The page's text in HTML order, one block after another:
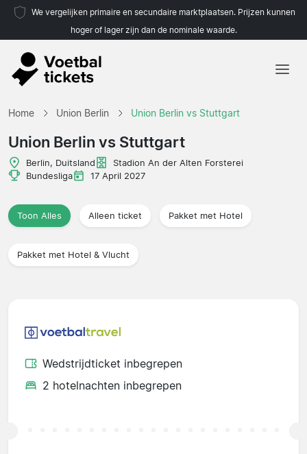
We vergelijken primaire en secundaire marktplaatsen. Prijzen kunnen
hoger of lager zijn dan de nominale waarde.
Competities
Reisorganisaties
Home Union Berlin Union Berlin vs Stuttgart
Union Berlin vs Stuttgart
Berlin, Duitsland
Stadion An der Alten Forsterei
Bundesliga
17 April 2027
Toon Alles Alleen ticket Pakket met Hotel
Pakket met Hotel & Vlucht
Wedstrijdticket inbegrepen
2 hotelnachten inbegrepen